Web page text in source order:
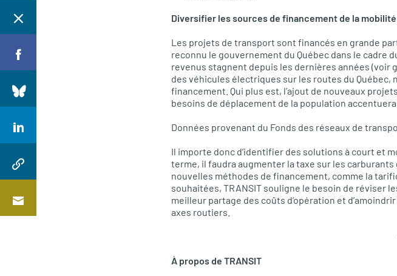
Diversifier les sources de financement de la mobilité
Les projets de transport sont financés en grande
reconnu le gouvernement du Québec dans le cadre
revenus stagnent depuis les dernières années (voir
des véhicules électriques sur les routes du
financement. Qui plus est, l’ajout de nouveaux
besoins de déplacement de la population
Données provenant du Fonds des réseaux de
Il importe donc d’identifier des solutions à court et
terme, il faudra augmenter la taxe sur les
nouvelles méthodes de financement, comme la
souhaitées, TRANSIT souligne le besoin de réviser
meilleur partage des coûts d’opération et
axes routiers.
À propos de TRANSIT